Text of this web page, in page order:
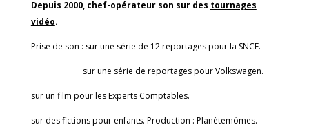
Depuis 2000, chef-opérateur son sur des tournages
vidéo.
Prise de son : sur une série de 12 reportages pour la SNCF.
sur une série de reportages pour Volkswagen.
sur un film pour les Experts Comptables.
sur des fictions pour enfants. Production : Planètemômes.